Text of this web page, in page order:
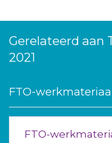
Gerelateerd aan
2021
FTO-werkmateriaal
FTO-